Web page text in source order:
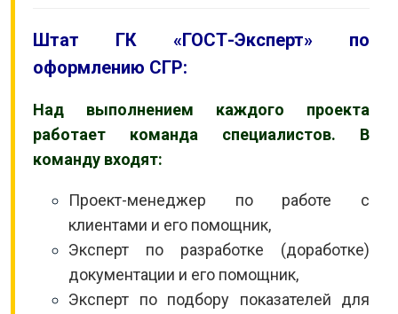
Штат ГК «ГОСТ-Эксперт» по
оформлению СГР:
Над выполнением каждого проекта
работает команда специалистов. В
команду входят:
Проект-менеджер по работе с
клиентами и его помощник,
Эксперт по разработке (доработке)
документации и его помощник,
Эксперт по подбору показателей для